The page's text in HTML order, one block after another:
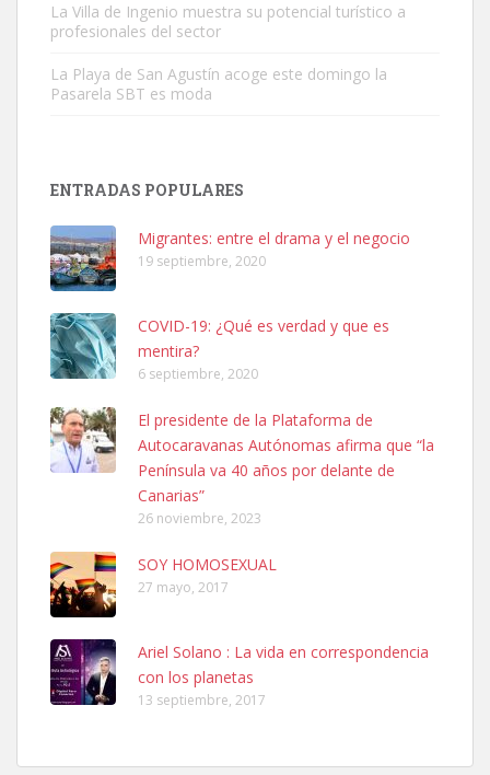
Leales.org » Gran Canaria
SHIBA PERDIDO AVDA JOSE MESA Y LOPEZ
PERRO MACHO RAZA SHIBA CON MICROCHIP PERDIDO HOY
06/07/2025 ZONA MESA Y LOPEZ. ES MUY ASUSTADIZO
Leales.org » Gran Canaria
6.7.2025
Ninfa perdida
El día 5 se los perdió una ninfa papillera, asustada tiene miedo a la
calle, se perdió por la zon...
La Villa de Ingenio muestra su potencial turístico a
profesionales del sector
La Playa de San Agustín acoge este domingo la
Pasarela SBT es moda
ENTRADAS POPULARES
Migrantes: entre el drama y el negocio
19 septiembre, 2020
COVID-19: ¿Qué es verdad y que es
mentira?
6 septiembre, 2020
El presidente de la Plataforma de
Autocaravanas Autónomas afirma que “la
Península va 40 años por delante de
Canarias”
26 noviembre, 2023
SOY HOMOSEXUAL
27 mayo, 2017
Ariel Solano : La vida en correspondencia
con los planetas
13 septiembre, 2017